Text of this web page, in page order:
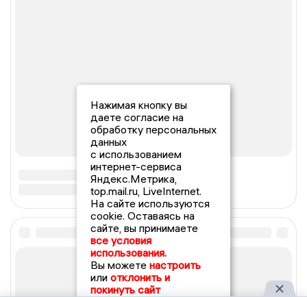
Нажимая кнопку вы
даете согласие на
обработку персональных
данных
с использованием
интернет-сервиса
Яндекс.Метрика,
top.mail.ru, LiveInternet.
На сайте используются
cookie. Оставаясь на
сайте, вы принимаете
все условия
использования.
Вы можете настроить
или отклонить и
покинуть сайт